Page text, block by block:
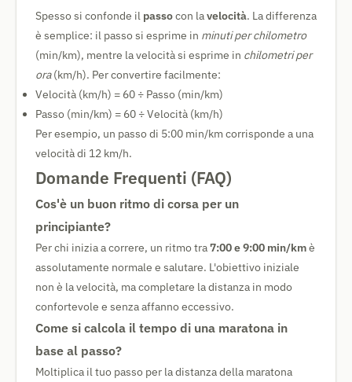
Spesso si confonde il passocon lavelocità. La differenza
è semplice: il passo si esprime in minuti per chilometro
(min/km), mentre la velocità si esprime in chilometri per
ora(km/h). Per convertire facilmente:
Velocità (km/h) = 60 ÷ Passo (min/km)
Passo (min/km) = 60 ÷ Velocità (km/h)
Per esempio, un passo di 5:00 min/km corrisponde a una
velocità di 12 km/h.
Domande Frequenti (FAQ)
Cos'è un buon ritmo di corsa per un
principiante?
Per chi inizia a correre, un ritmo tra7:00 e 9:00 min/kmè
assolutamente normale e salutare. L'obiettivo iniziale
non è la velocità, ma completare la distanza in modo
confortevole e senza affanno eccessivo.
Come si calcola il tempo di una maratona in
base al passo?
Moltiplica il tuo passo per la distanza della maratona